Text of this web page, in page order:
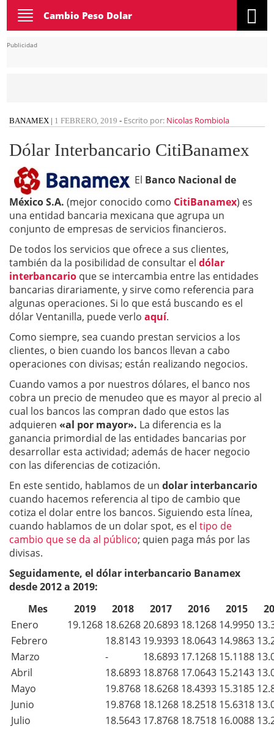
Toggle
navigation
Cambio Peso Dolar
Publicidad
BANAMEX | 1 FEBRERO, 2019 - Escrito por: Nicolas Rombiola
Dólar Interbancario CitiBanamex
El Banco Nacional de
México S.A. (mejor conocido como CitiBanamex) es
una entidad bancaria mexicana que agrupa un
conjunto de empresas de servicios financieros.
De todos los servicios que ofrece a sus clientes,
también da la posibilidad de consultar el dólar
interbancario que se intercambia entre las entidades
bancarias dirariamente, y sirve como referencia para
algunas operaciones. Si lo que está buscando es el
dólar Ventanilla, puede verlo aquí.
Como siempre, sea cuando prestan servicios a los
clientes, o bien cuando los bancos llevan a cabo
operaciones con divisas; están realizando negocios.
Cuando vamos a por nuestros dólares, el banco nos
cobra un precio de menudeo que es mayor al precio al
cual los bancos las compran dado que estos las
adquieren «al por mayor». La diferencia es la
ganancia primordial de las entidades bancarias por
desarrollar esta actividad; además de hacer negocio
con las diferencias de cotización.
En este sentido, hablamos de un dolar interbancario
cuando hacemos referencia al tipo de cambio que
cotiza el dolar entre los bancos. Siguiendo esta línea,
cuando hablamos de un dolar spot, es el tipo de
cambio que se da al público; quien paga más por las
divisas.
Seguidamente, el dólar interbancario Banamex
desde 2012 a 2019:
Mes
2019 2018 2017 2016 2015
Enero
19.1268 18.626820.6893 18.1268 14.9950
Febrero
18.8143 19.9393 18.0643 14.9863
Marzo
- 18.6893 17.1268 15.1188
Abril
18.6893 18.8768 17.0643 15.2143
Mayo
19.8768 18.6268 18.4393 15.3185
Junio
19.8768 18.1268 18.2518 15.6318
Julio
18.5643 17.8768 18.7518 16.0088